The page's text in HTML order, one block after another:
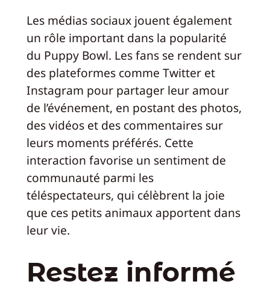
Les médias sociaux jouent également
un rôle important dans la popularité
du Puppy Bowl. Les fans se rendent sur
des plateformes comme Twitter et
Instagram pour partager leur amour
de l’événement, en postant des photos,
des vidéos et des commentaires sur
leurs moments préférés. Cette
interaction favorise un sentiment de
communauté parmi les
téléspectateurs, qui célèbrent la joie
que ces petits animaux apportent dans
leur vie.
Restez informé